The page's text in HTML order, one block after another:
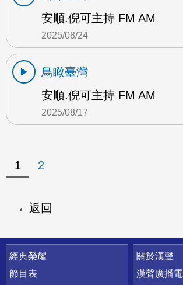
安順.倪可主持 FM AM
2025/08/24
鳥瞰臺灣
安順.倪可主持 FM AM
2025/08/17
1 2
返回
快速連結
經典榮耀
節目表
關於漢聲
漢聲廣播